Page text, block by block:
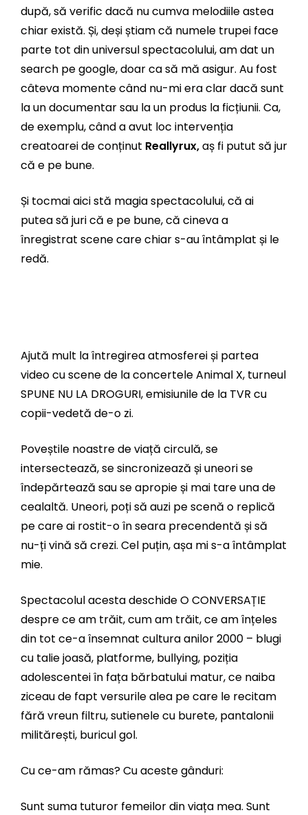
după, să verific dacă nu cumva melodiile astea
chiar există. Și, deși știam că numele trupei face
parte tot din universul spectacolului, am dat un
search pe google, doar ca să mă asigur. Au fost
câteva momente când nu-mi era clar dacă sunt
la un documentar sau la un produs la ficțiunii. Ca,
de exemplu, când a avut loc intervenția
creatoarei de conținut Reallyrux,aș fi putut să jur
că e pe bune.
Și tocmai aici stă magia spectacolului, că ai
putea să juri că e pe bune, că cineva a
înregistrat scene care chiar s-au întâmplat și le
redă.
Ajută mult la întregirea atmosferei și partea
video cu scene de la concertele Animal X, turneul
SPUNE NU LA DROGURI, emisiunile de la TVR cu
copii-vedetă de-o zi.
Poveștile noastre de viață circulă, se
intersectează, se sincronizează și uneori se
îndepărtează sau se apropie și mai tare una de
cealaltă. Uneori, poți să auzi pe scenă o replică
pe care ai rostit-o în seara precendentă și să
nu-ți vină să crezi. Cel puțin, așa mi s-a întâmplat
mie.
Spectacolul acesta deschide O CONVERSAȚIE
despre ce am trăit, cum am trăit, ce am înțeles
din tot ce-a însemnat cultura anilor 2000 – blugi
cu talie joasă, platforme, bullying, poziția
adolescentei în fața bărbatului matur, ce naiba
ziceau de fapt versurile alea pe care le recitam
fără vreun filtru, sutienele cu burete, pantalonii
militărești, buricul gol.
Cu ce-am rămas? Cu aceste gânduri:
Sunt suma tuturor femeilor din viața mea. Sunt